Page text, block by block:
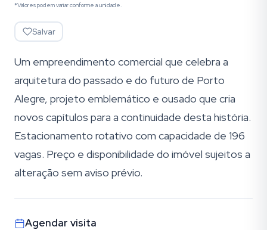
*Valores podem variar conforme a unidade.
Salvar
Um empreendimento comercial que celebra a
arquitetura do passado e do futuro de Porto
Alegre, projeto emblemático e ousado que cria
novos capítulos para a continuidade desta história.
Estacionamento rotativo com capacidade de 196
vagas. Preço e disponibilidade do imóvel sujeitos a
alteração sem aviso prévio.
Agendar visita